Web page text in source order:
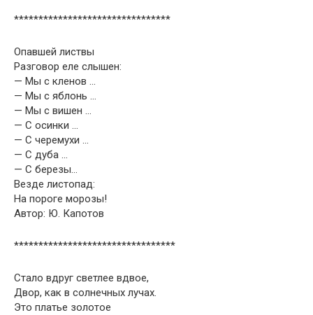
********************************
Опавшей листвы
Разговор еле слышен:
— Мы с кленов …
— Мы с яблонь …
— Мы с вишен …
— С осинки …
— С черемухи …
— С дуба …
— С березы…
Везде листопад:
На пороге морозы!
Автор: Ю. Капотов
*********************************
Стало вдруг светлее вдвое,
Двор, как в солнечных лучах.
Это платье золотое